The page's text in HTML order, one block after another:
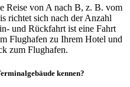
Reise von A nach B, z. B. vom
richtet sich nach der Anzahl
und Rückfahrt ist eine Fahrt
Flughafen zu Ihrem Hotel und
zum Flughafen.
kennen?